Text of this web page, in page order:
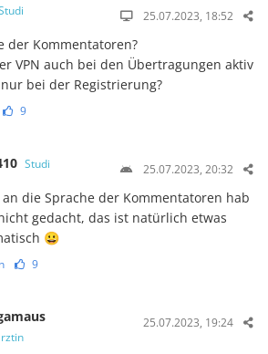
25.07.2023, 18:52
der Kommentatoren?
VPN auch bei den Übertragungen aktiv
bei der Registrierung?
9
Studi 25.07.2023, 20:32
die Sprache der Kommentatoren hab
gedacht, das ist natürlich etwas
😀
9
25.07.2023, 19:24